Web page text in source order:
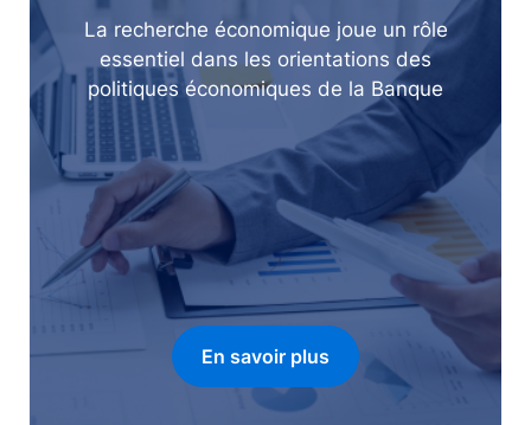
La recherche économique joue un rôle
essentiel dans les orientations des
politiques économiques de la Banque
En savoir plus